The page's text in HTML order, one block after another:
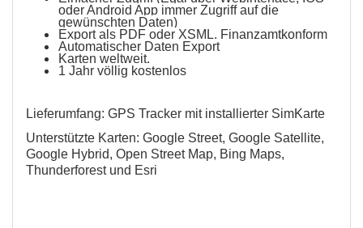
oder Android App immer Zugriff auf die
gewünschten Daten)
Export als PDF oder XSML. Finanzamtkonform
Automatischer Daten Export
Karten weltweit.
1 Jahr völlig kostenlos
Lieferumfang: GPS Tracker mit installierter SimKarte
Unterstützte Karten: Google Street, Google Satellite,
Google Hybrid, Open Street Map, Bing Maps,
Thunderforest und Esri